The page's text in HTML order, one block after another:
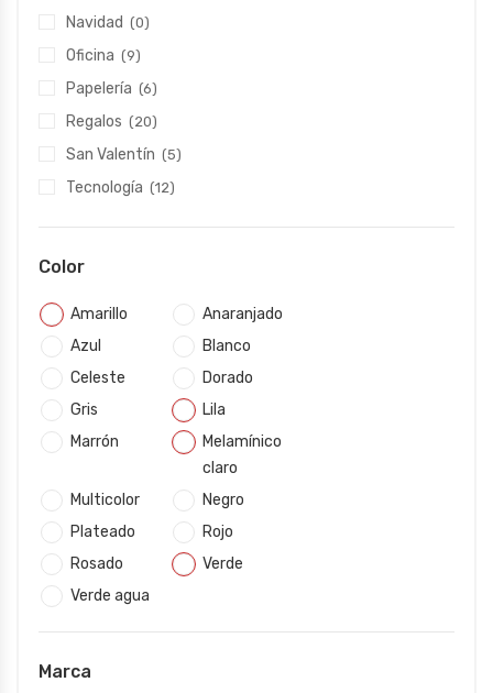
Navidad (0)
Oficina (9)
Papelería (6)
Regalos (20)
San Valentín (5)
Tecnología (12)
Color
Amarillo
Anaranjado
Azul
Blanco
Celeste
Dorado
Gris
Lila
Marrón
Melamínico
claro
Multicolor
Negro
Plateado
Rojo
Rosado
Verde
Verde agua
Marca